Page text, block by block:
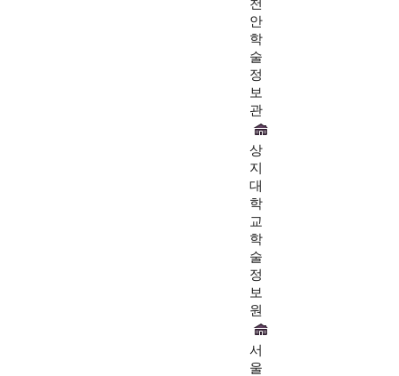
천
안
학
술
정
보
관
상
지
대
학
교
학
술
정
보
원
서
울